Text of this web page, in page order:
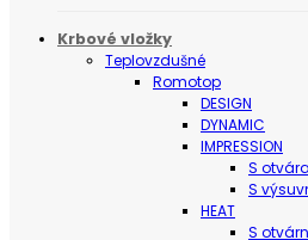
Krbové vložky
Teplovzdušné
Romotop
DESIGN
DYNAMIC
IMPRESSION
S
S
HEAT
S